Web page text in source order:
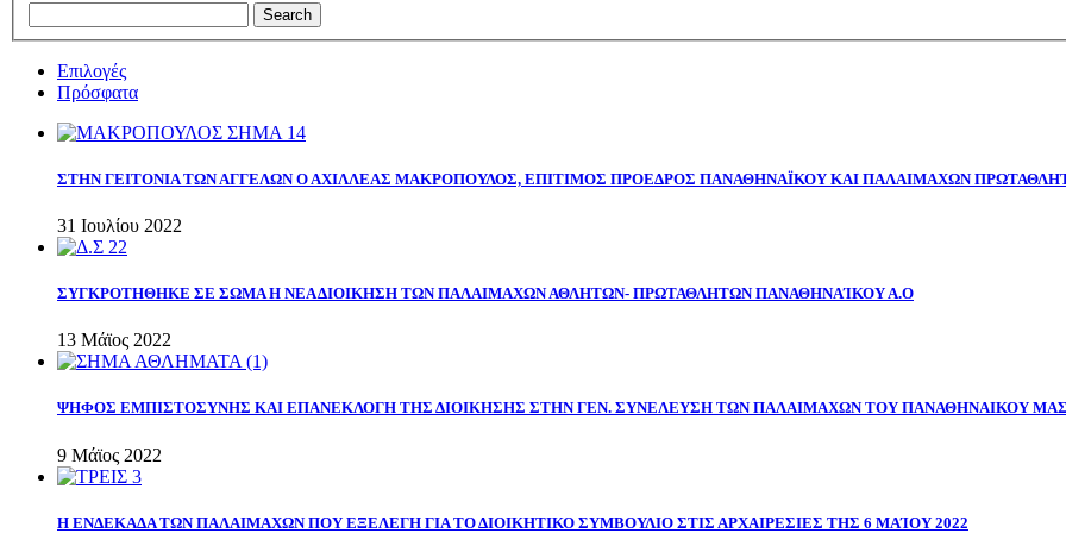
Επιλογές
Πρόσφατα
ΣΤΗΝ ΓΕΙΤΟΝΙΑ ΤΩΝ ΑΓΓΕΛΩΝ Ο ΑΧΙΛΛΕΑΣ ΜΑΚΡΟΠΟΥΛΟΣ, ΕΠΙΤΙΜΟΣ ΠΡΟΕΔΡΟΣ ΠΑΝΑΘΗΝΑΪΚΟΥ ΚΑΙ ΠΑΛΑΙΜΑΧΩΝ
31 Ιουλίου 2022
ΣΥΓΚΡΟΤΗΘΗΚΕ ΣΕ ΣΩΜΑ Η ΝΕΑ ΔΙΟΙΚΗΣΗ ΤΩΝ ΠΑΛΑΙΜΑΧΩΝ ΑΘΛΗΤΩΝ- ΠΡΩΤΑΘΛΗΤΩΝ ΠΑΝΑΘΗΝΑΊΚΟΥ Α.Ο
13 Μάϊος 2022
ΨΗΦΟΣ ΕΜΠΙΣΤΟΣΥΝΗΣ ΚΑΙ ΕΠΑΝΕΚΛΟΓΗ ΤΗΣ ΔΙΟΙΚΗΣΗΣ ΣΤΗΝ ΓΕΝ. ΣΥΝΕΛΕΥΣΗ ΤΩΝ ΠΑΛΑΙΜΑΧΩΝ ΤΟΥ ΠΑΝΑΘΗΝΑΙΚΟΥ ΜΑΣ
9 Μάϊος 2022
Η ΕΝΔΕΚΑΔΑ ΤΩΝ ΠΑΛΑΙΜΑΧΩΝ ΠΟΥ ΕΞΕΛΕΓΗ ΓΙΑ ΤΟ ΔΙΟΙΚΗΤΙΚΟ ΣΥΜΒΟΥΛΙΟ ΣΤΙΣ ΑΡΧΑΙΡΕΣΙΕΣ ΤΗΣ 6 ΜΑΊΟΥ 2022